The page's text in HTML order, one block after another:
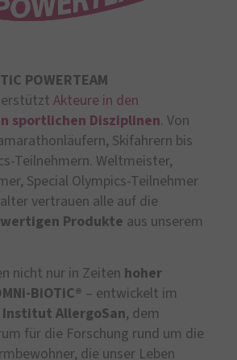
POWERTEAM
Akteure in den
sportlichen Disziplinen. Von
Skifahrern bis
Teilnehmern. Weltmeister,
Special Olympics-Teilnehmer
vertrauen alle auf die
Produkte aus unserem
nicht nur in Zeiten hoher
BiOTiC® – entwickelt im
Institut AllergoSan, dem
für die Forschung rund um die
die unser Leben